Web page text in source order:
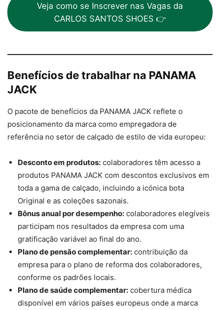
Veja como se Inscrever nas Vagas da
CARLOS SANTOS SHOES 👉
Benefícios de trabalhar na PANAMA
JACK
O pacote de benefícios da PANAMA JACK reflete o
posicionamento da marca como empregadora de
referência no setor de calçado de estilo de vida europeu:
Desconto em produtos: colaboradores têm acesso a
produtos PANAMA JACK com descontos exclusivos em
toda a gama de calçado, incluindo a icónica bota
Original e as coleções sazonais.
Bônus anual por desempenho: colaboradores elegíveis
participam nos resultados da empresa com uma
gratificação variável ao final do ano.
Plano de pensão complementar: contribuição da
empresa para o plano de reforma dos colaboradores,
conforme os padrões locais.
Plano de saúde complementar: cobertura médica
disponível em vários países europeus onde a marca